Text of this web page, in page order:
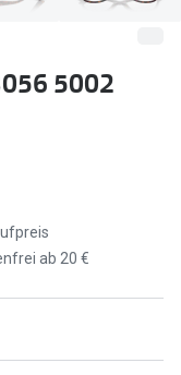
Marken
Oakley
5002
ab 20 €